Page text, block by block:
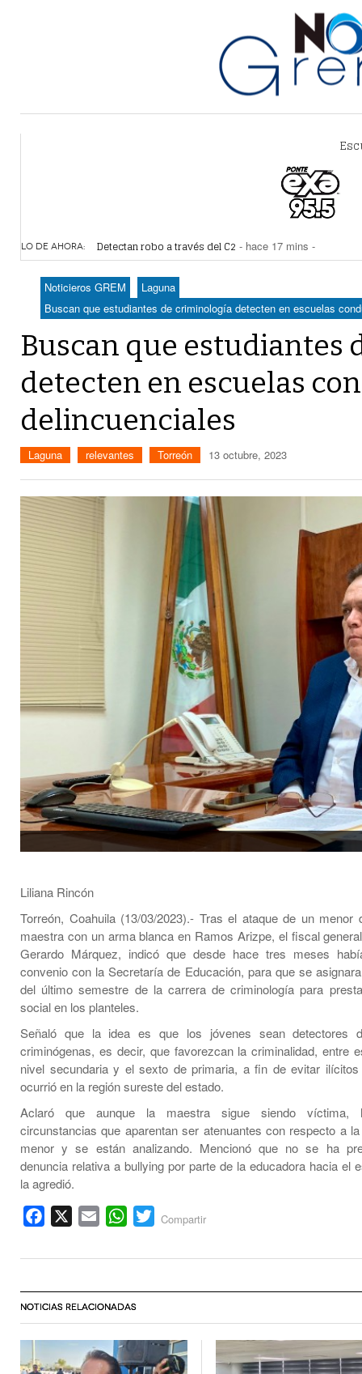
LO DE AHORA:
Detectan robo a través del C2 - hace 17 mins -
Ministra Yasmín Esquivel urge a crear padrón de
Sistema Vial Revolución-Vasconcelos tiene un avance
No hubo daños a obras del Sistema Vial Abastos-
Noticieros GREM
Laguna
Buscan que estudiantes de criminología detecten en escuelas
Buscan que estudiantes
detecten en escuelas
delincuenciales
Laguna relevantes Torreón 13 octubre, 2023
Liliana Rincón
Torreón, Coahuila (13/03/2023).- Tras el ataque de un menor
maestra con un arma blanca en Ramos Arizpe, el fiscal
Gerardo Márquez, indicó que desde hace tres meses
convenio con la Secretaría de Educación, para que se
del último semestre de la carrera de criminología para
social en los planteles.
Señaló que la idea es que los jóvenes sean detectores
criminógenas, es decir, que favorezcan la criminalidad, entre
nivel secundaria y el sexto de primaria, a fin de evitar
ocurrió en la región sureste del estado.
Aclaró que aunque la maestra sigue siendo víctima,
circunstancias que aparentan ser atenuantes con respecto a
menor y se están analizando. Mencionó que no se ha
denuncia relativa a bullying por parte de la educadora hacia el
la agredió.
Facebook Email WhatsApp
Twitter
Compartir
NOTICIAS RELACIONADAS